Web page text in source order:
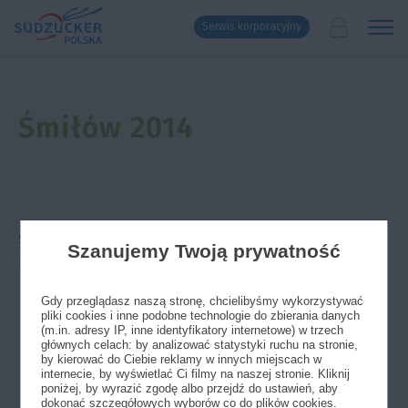
Serwis korporacyjny
Śmiłów 2014
Strona główna
2014
Szanujemy Twoją prywatność
Gdy przeglądasz naszą stronę, chcielibyśmy wykorzystywać
pliki cookies i inne podobne technologie do zbierania danych
(m.in. adresy IP, inne identyfikatory internetowe) w trzech
głównych celach: by analizować statystyki ruchu na stronie,
by kierować do Ciebie reklamy w innych miejscach w
internecie, by wyświetlać Ci filmy na naszej stronie. Kliknij
poniżej, by wyrazić zgodę albo przejdź do ustawień, aby
dokonać szczegółowych wyborów co do plików cookies.